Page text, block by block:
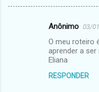
Anônimo 03/
O meu roteiro
aprender a
Eliana
RESPONDER